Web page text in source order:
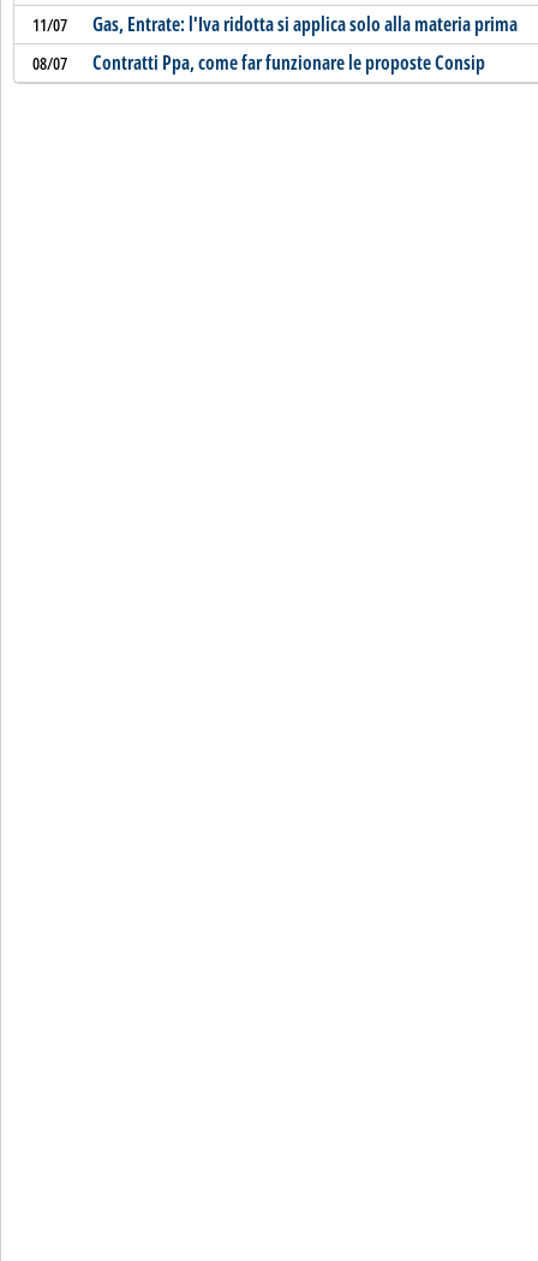
11/07 Gas, Entrate: l'Iva ridotta si applica solo alla materia prima
08/07 Contratti Ppa, come far funzionare le proposte Consip